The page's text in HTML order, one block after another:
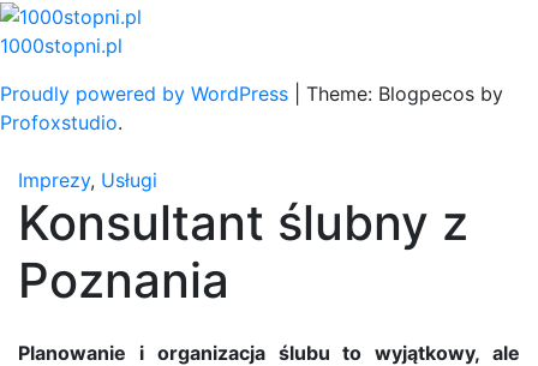
Skip
to
1000stopni.pl
Proudly powered by WordPress
Theme: Blogpecos by
Profoxstudio.
Imprezy, Usługi
Konsultant ślubny z
Poznania
Planowanie i organizacja ślubu to wyjątkowy, ale